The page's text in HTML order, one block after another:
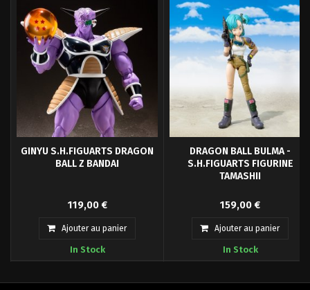
GINYU S.H.FIGUARTS DRAGON
BALL Z BANDAI
La Special Force aux ordres de
Freezer arrive en S.H.Figuarts avec
son...
119,00 €
Ajouter au panier
In Stock
DRAGON BALL BULMA -
S.H.FIGUARTS FIGURINE
TAMASHII
Voici le personnage féminin le plus
populaire tiré de Dragon Ball
Bulma....
159,00 €
Ajouter au panier
In Stock